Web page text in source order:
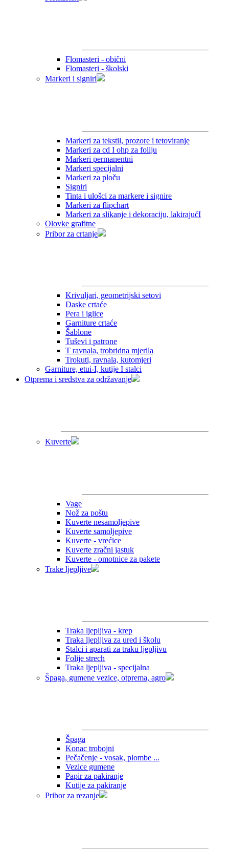
Flomasteri - obični
Flomasteri - školski
Markeri i signiri
Markeri za tekstil, prozore i tetoviranje
Markeri za cd I ohp za foliju
Markeri permanentni
Markeri specijalni
Markeri za ploču
Signiri
Tinta i ulošci za markere i signire
Markeri za flipchart
Markeri za slikanje i dekoraciju, lakirajućI
Olovke grafitne
Pribor za crtanje
Krivuljari, geometrijski setovi
Daske crtaće
Pera i iglice
Garniture crtaće
Šablone
Tuševi i patrone
T ravnala, trobridna mjerila
Trokuti, ravnala, kutomjeri
Garniture, etui-I, kutije I stalci
Otprema i sredstva za održavanje
Kuverte
Vage
Nož za poštu
Kuverte nesamoljepive
Kuverte samoljepive
Kuverte - vrećice
Kuverte zračni jastuk
Kuverte - omotnice za pakete
Trake ljepljive
Traka ljepljiva - krep
Traka ljepljiva za ured i školu
Stalci i aparati za traku ljepljivu
Folije strech
Traka ljepljiva - specijalna
Špaga, gumene vezice, otprema, agro
Špaga
Konac trobojni
Pečačenje - vosak, plombe ...
Vezice gumene
Papir za pakiranje
Kutije za pakiranje
Pribor za rezanje